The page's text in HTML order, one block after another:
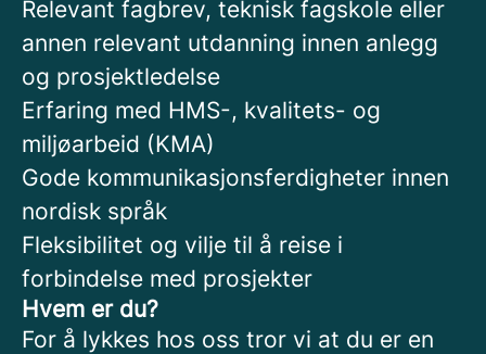
Relevant fagbrev, teknisk fagskole eller
annen relevant utdanning innen anlegg
og prosjektledelse
Erfaring med HMS-, kvalitets- og
miljøarbeid (KMA)
Gode kommunikasjonsferdigheter innen
nordisk språk
Fleksibilitet og vilje til å reise i
forbindelse med prosjekter
Hvem er du?
For å lykkes hos oss tror vi at du er en